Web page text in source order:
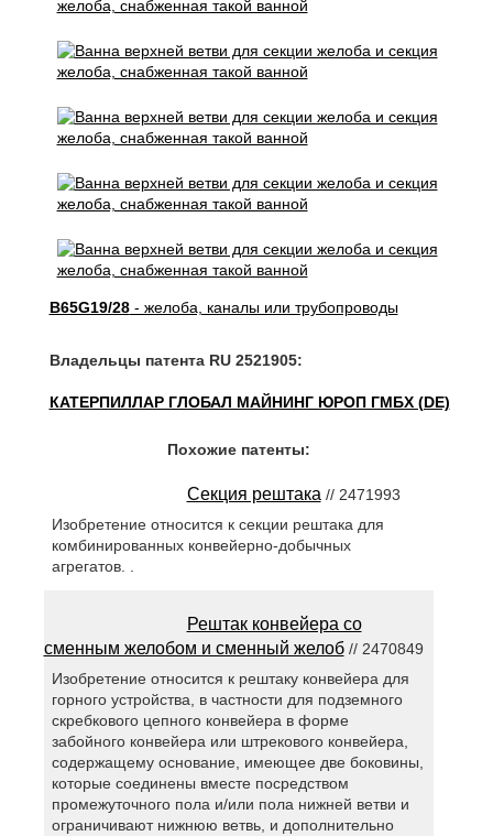
B65G19/28- желоба, каналы или трубопроводы
Владельцы патента RU 2521905:
КАТЕРПИЛЛАР ГЛОБАЛ МАЙНИНГ ЮРОП ГМБХ (DE)
Похожие патенты:
Секция рештака // 2471993
Изобретение относится к секции рештака для
комбинированных конвейерно-добычных
агрегатов. .
Рештак конвейера со
сменным желобом и сменный желоб// 2470849
Изобретение относится к рештаку конвейера для
горного устройства, в частности для подземного
скребкового цепного конвейера в форме
забойного конвейера или штрекового конвейера,
содержащему основание, имеющее две боковины,
которые соединены вместе посредством
промежуточного пола и/или пола нижней ветви и
ограничивают нижнюю ветвь, и дополнительно